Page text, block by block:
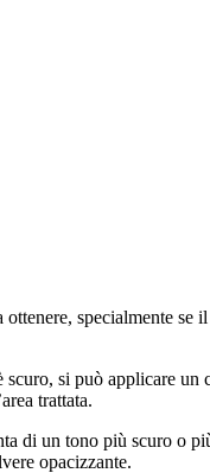
specialmente se
si può applicare un
trattata.
di un tono più scuro o
opacizzante.